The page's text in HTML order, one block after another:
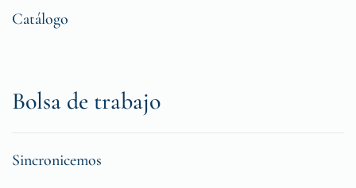
Catálogo
Bolsa de trabajo
Sincronicemos